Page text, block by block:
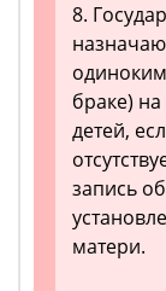
8.
браке)
детей,
запись
матери.